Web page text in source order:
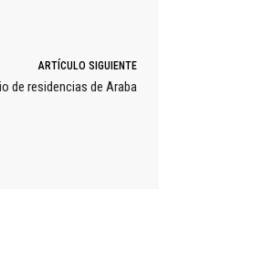
ARTÍCULO SIGUIENTE
de residencias de Araba